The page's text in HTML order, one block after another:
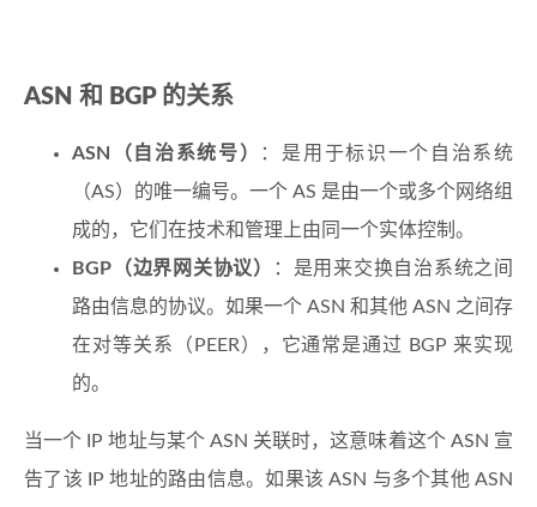
ASN 和 BGP 的关系
ASN（自治系统号）
：是用于标识一个自治系统
（AS）的唯一编号。一个 AS 是由一个或多个网络组
成的，它们在技术和管理上由同一个实体控制。
BGP（边界网关协议）
：是用来交换自治系统之间
路由信息的协议。如果一个 ASN 和其他 ASN 之间存
在对等关系（PEER），它通常是通过 BGP 来实现
的。
当一个 IP 地址与某个 ASN 关联时，这意味着这个 ASN 宣
告了该 IP 地址的路由信息。如果该 ASN 与多个其他 ASN